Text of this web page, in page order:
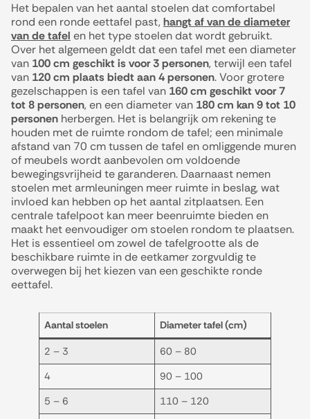
Het bepalen van het aantal stoelen dat comfortabel
rond een ronde eettafel past,hangt af van de diameter
van de tafel en het type stoelen dat wordt gebruikt.
Over het algemeen geldt dat een tafel met een diameter
van 100 cm geschikt is voor 3 personen, terwijl een tafel
van 120 cm plaats biedt aan 4 personen. Voor grotere
gezelschappen is een tafel van 160 cm geschikt voor 7
tot 8 personen, en een diameter van 180 cm kan 9 tot 10
personen herbergen. Het is belangrijk om rekening te
houden met de ruimte rondom de tafel; een minimale
afstand van 70 cm tussen de tafel en omliggende muren
of meubels wordt aanbevolen om voldoende
bewegingsvrijheid te garanderen. Daarnaast nemen
stoelen met armleuningen meer ruimte in beslag, wat
invloed kan hebben op het aantal zitplaatsen. Een
centrale tafelpoot kan meer beenruimte bieden en
maakt het eenvoudiger om stoelen rondom te plaatsen.
Het is essentieel om zowel de tafelgrootte als de
beschikbare ruimte in de eetkamer zorgvuldig te
overwegen bij het kiezen van een geschikte ronde
eettafel.
Aantal stoelen Diameter tafel (cm)
2 – 3
60 – 80
4
90 – 100
5 – 6
110 – 120